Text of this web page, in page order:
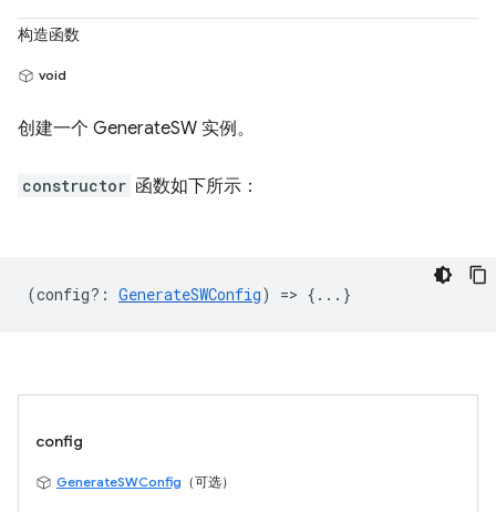
构造函数
void
创建一个 GenerateSW 实例。
constructor 函数如下所示：
(config? : GenerateSWConfig) => {...}
config
GenerateSWConfig （可选）